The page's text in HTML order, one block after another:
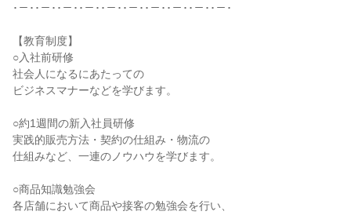
･－･･－･･－･･－･･－･･－･･－･･－･･－･･－･
【教育制度】
○入社前研修
社会人になるにあたっての
ビジネスマナーなどを学びます。
○約1週間の新入社員研修
実践的販売方法・契約の仕組み・物流の
仕組みなど、一連のノウハウを学びます。
○商品知識勉強会
各店舗において商品や接客の勉強会を行い、